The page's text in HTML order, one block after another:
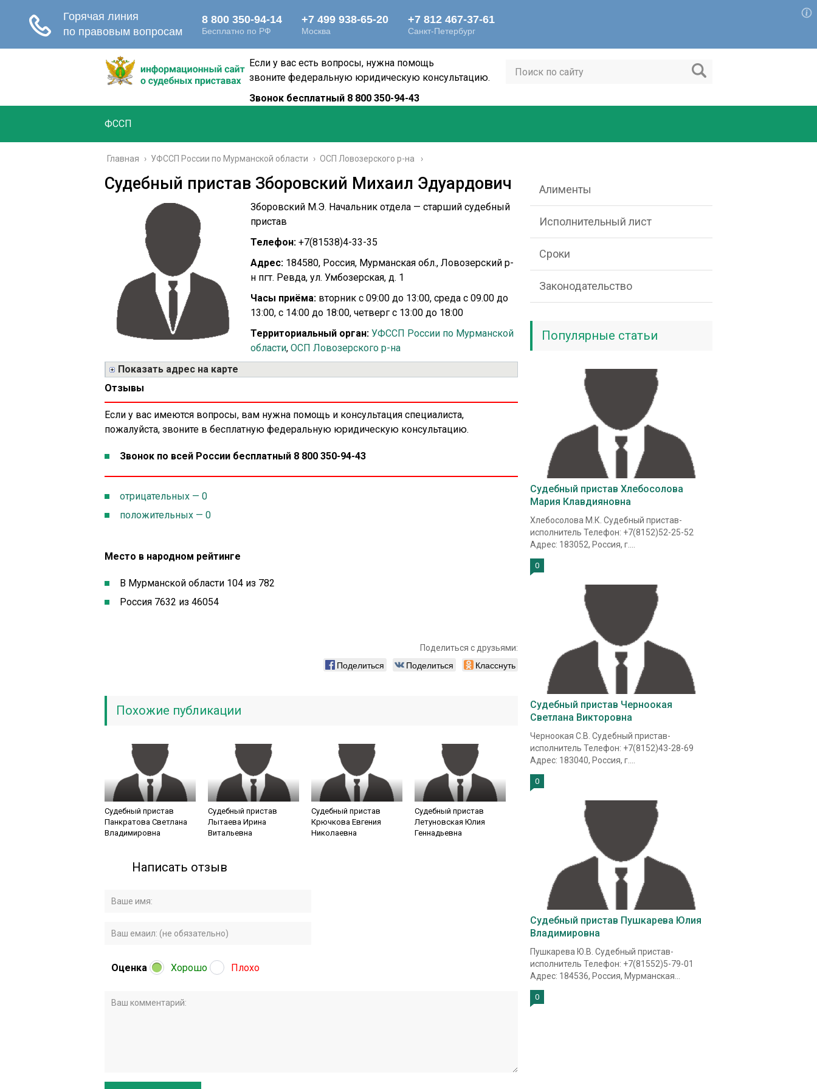
Если у вас есть вопросы, нужна помощь
звоните федеральную юридическую консультацию.
Звонок бесплатный 8 800 350-94-43
ФССП
Главная › УФССП России по Мурманской области › ОСП Ловозерского р-на
Судебный пристав Зборовский Михаил Эдуардович
Зборовский М.Э. Начальник отдела — старший судебный
пристав
Телефон: +7(81538)4-33-35
Адрес: 184580, Россия, Мурманская обл., Ловозерский р-
н пгт. Ревда, ул. Умбозерская, д. 1
Часы приёма: вторник с 09:00 до 13:00, среда с 09.00 до
13:00, с 14:00 до 18:00, четверг с 13:00 до 18:00
Территориальный орган: УФССП России по Мурманской
области, ОСП Ловозерского р-на
Показать адрес на карте
Отзывы
Если у вас имеются вопросы, вам нужна помощь и консультация специалиста,
пожалуйста, звоните в бесплатную федеральную юридическую консультацию.
Звонок по всей России бесплатный 8 800 350-94-43
отрицательных — 0
положительных — 0
Место в народном рейтинге
В Мурманской области 104 из 782
Россия 7632 из 46054
Поделиться с друзьями:
Поделиться Поделиться Класснуть
Похожие публикации
Судебный пристав
Панкратова Светлана
Владимировна
Судебный пристав
Лытаева Ирина
Витальевна
Судебный пристав
Крючкова Евгения
Николаевна
Судебный пристав
Летуновская Юлия
Геннадьевна
Написать отзыв
Оценка Хорошо Плохо
Алименты
Исполнительный лист
Сроки
Законодательство
Популярные статьи
Судебный пристав Хлебосолова
Мария Клавдияновна
Хлебосолова М.К. Судебный пристав-
исполнитель Телефон: +7(8152)52-25-52
Адрес: 183052, Россия, г....
0
Судебный пристав Черноокая
Светлана Викторовна
Черноокая С.В. Судебный пристав-
исполнитель Телефон: +7(8152)43-28-69
Адрес: 183040, Россия, г....
0
Судебный пристав Пушкарева Юлия
Владимировна
Пушкарева Ю.В. Судебный пристав-
исполнитель Телефон: +7(81552)5-79-01
Адрес: 184536, Россия, Мурманская...
0